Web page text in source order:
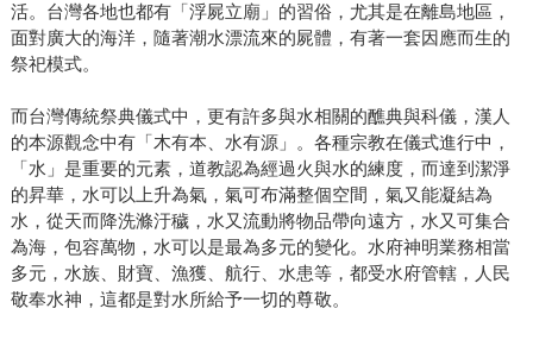
活。台灣各地也都有「浮屍立廟」的習俗，尤其是在離島地區，
面對廣大的海洋，隨著潮水漂流來的屍體，有著一套因應而生的
祭祀模式。
而台灣傳統祭典儀式中，更有許多與水相關的醮典與科儀，漢人
的本源觀念中有「木有本、水有源」。各種宗教在儀式進行中，
「水」是重要的元素，道教認為經過火與水的練度，而達到潔淨
的昇華，水可以上升為氣，氣可布滿整個空間，氣又能凝結為
水，從天而降洗滌汙穢，水又流動將物品帶向遠方，水又可集合
為海，包容萬物，水可以是最為多元的變化。水府神明業務相當
多元，水族、財寶、漁獲、航行、水患等，都受水府管轄，人民
敬奉水神，這都是對水所給予一切的尊敬。